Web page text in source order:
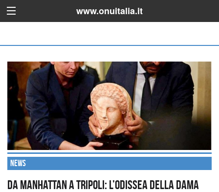
www.onuitalia.it
News
Da Manhattan a Tripoli: l’odissea della dama